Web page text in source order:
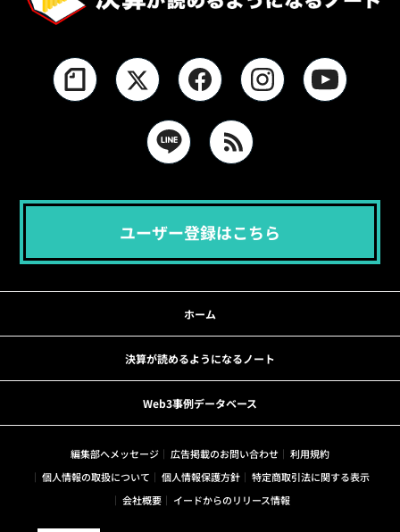
ユーザー登録はこちら
ホーム
決算が読めるようになるノート
Web3事例データベース
編集部へメッセージ 広告掲載のお問い合わせ
利用規約
個人情報の取扱について
個人情報保護方針
特定商取引法に関する表示
会社概要
イードからのリリース情報